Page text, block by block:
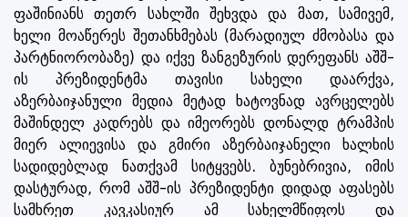
ფაშინიანს თეთრ სახლში შეხვდა და მათ, სამივემ,
ხელი მოაწერეს შეთანხმებას (მარადიულ ძმობასა და
პარტნიორობაზე) და იქვე ზანგეზურის დერეფანს აშშ-
ის პრეზიდენტმა თავისი სახელი დაარქვა,
აზერბაიჯანული მედია მეტად ხატოვნად ავრცელებს
მაშინდელ კადრებს და იმეორებს დონალდ ტრამპის
მიერ ალიევისა და გმირი აზერბაიჯანელი ხალხის
სადიდებლად ნათქვამ სიტყვებს. ბუნებრივია, იმის
დასტურად, რომ აშშ-ის პრეზიდენტი დიდად აფასებს
სამხრეთ კავკასიურ ამ სახელმწიფოს და